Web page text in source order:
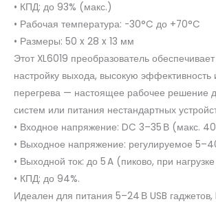
• КПД: до 93% (макс.)
• Рабочая температура: -30°C до +70°C
• Размеры: 50 x 28 x 13 мм
Этот XL6019 преобразователь
настройку выхода, высокую эффективность
перегрева — настоящее рабочее решение
систем или питания нестандартных
• Входное напряжение: DC 3–35 В (макс.
• Выходное напряжение: регулируемое
• Выходной ток: до 5 A (пиково, при
• КПД: до 94%.
Идеален для питания 5–24 В USB гаджетов,